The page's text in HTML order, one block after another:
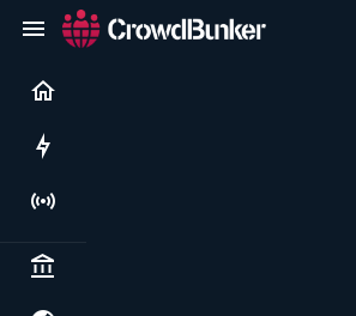
Live
Politics & institutions